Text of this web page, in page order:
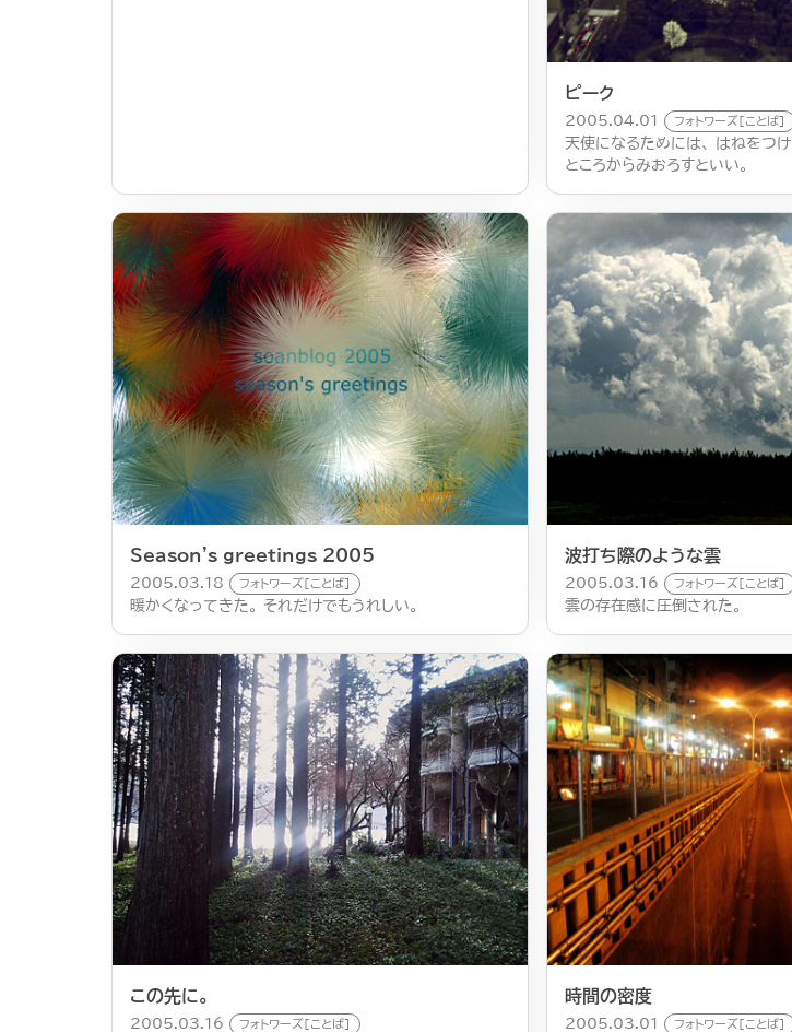
ピーク
2005.04.01 フォトワーズ[ことば]
天使になるためには、 はねをつ
ところからみおろすといい。
Season's greetings 2005
2005.03.18 フォトワーズ[ことば]
暖かくなってきた。 それだけでもうれしい。
波打ち際のような雲
2005.03.16 フォトワーズ[ことば]
雲の存在感に圧倒された。
この先に。
2005.03.16 フォトワーズ[ことば]
時間の密度
2005.03.01 フォトワーズ[ことば]